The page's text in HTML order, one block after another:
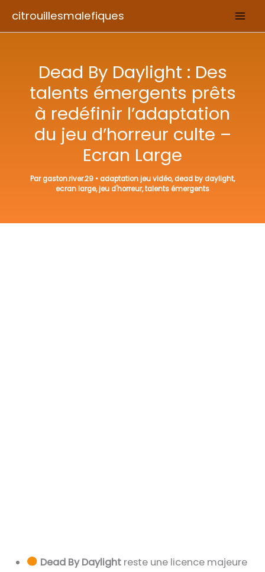
citrouillesmalefiques
Dead By Daylight : Des
talents émergents prêts
à redéfinir l’adaptation
du jeu d’horreur culte –
Ecran Large
Pargaston.river.29 •adaptation jeu vidéo,dead by daylight,
ecran large,jeu d'horreur,talents émergents
Dead By Daylightreste une licence majeure